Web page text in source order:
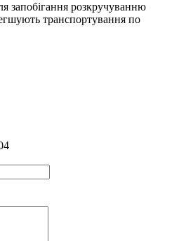
запобігання розкручуванню
транспортування по